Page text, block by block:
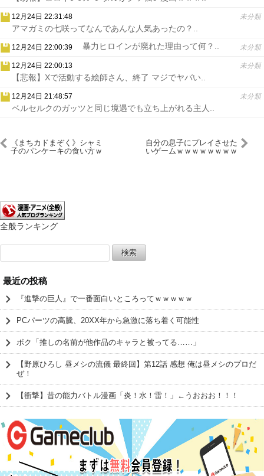
12月24日 22:31:48 未分類
アマガミの七咲ってなんであんな人気あったの？..
12月24日 22:00:39 未分類
暴力ヒロインが廃れた理由って何？..
12月24日 22:00:13 未分類
【悲報】Xで活動する絵師さん、終了 マジでヤバい..
12月24日 21:48:57 未分類
ベルセルクのガッツと同じ境遇でも立ち上がれる主人..
《まちカドまぞく》シャミ
子のパンケーキの食い方ｗ
自分の息子にプレイさせた
いゲームｗｗｗｗｗｗｗｗ
全般ランキング
索:
最近の投稿
『進撃の巨人』で一番面白いところってｗｗｗｗｗ
PCパーツの高騰、20XX年から急激に落ち着く可能性
ボク「推しの名前が他作品のキャラと被ってる……」
【野原ひろし 昼メシの流儀 最終回】第12話 感想 俺は昼メシのプロだ
ぜ！
【衝撃】昔の能力バトル漫画「炎！水！雷！」←うおおお！！！